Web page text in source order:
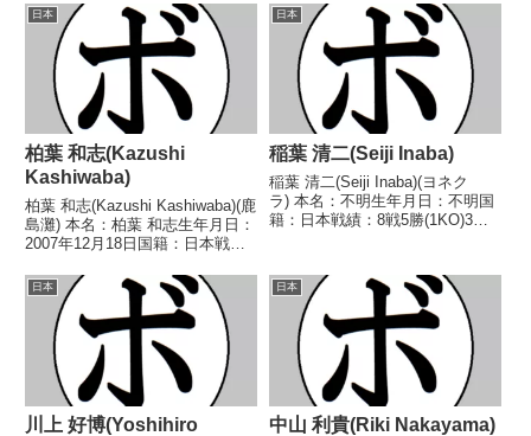
タイトル】なし 【戦歴】
1986/10/23 ●1RKO 三浦 勝己
(新日本木村)19...
トル】なし 【戦歴】
2012/10/07 ○4R判定 3-0(40-
36、40-3...
日本
柏葉 和志(Kazushi
Kashiwaba)
柏葉 和志(Kazushi Kashiwaba)(鹿
島灘) 本名：柏葉 和志生年月日：
2007年12月18日国籍：日本戦
なし 【戦歴】2025/05/22
●4RTKO 齊藤 大樹(マイテ
ィ)2025/12...
日本
稲葉 清二(Seiji Inaba)
稲葉 清二(Seiji Inaba)(ヨネク
ラ) 本名：不明生年月日：不明国
籍：日本戦績：8戦5勝(1KO)3
一郎(竜拳)1990/03/06 ○4R判定
(採点不明...
日本
川上 好博(Yoshihiro
日本
中山 利貴(Riki Nakayama)